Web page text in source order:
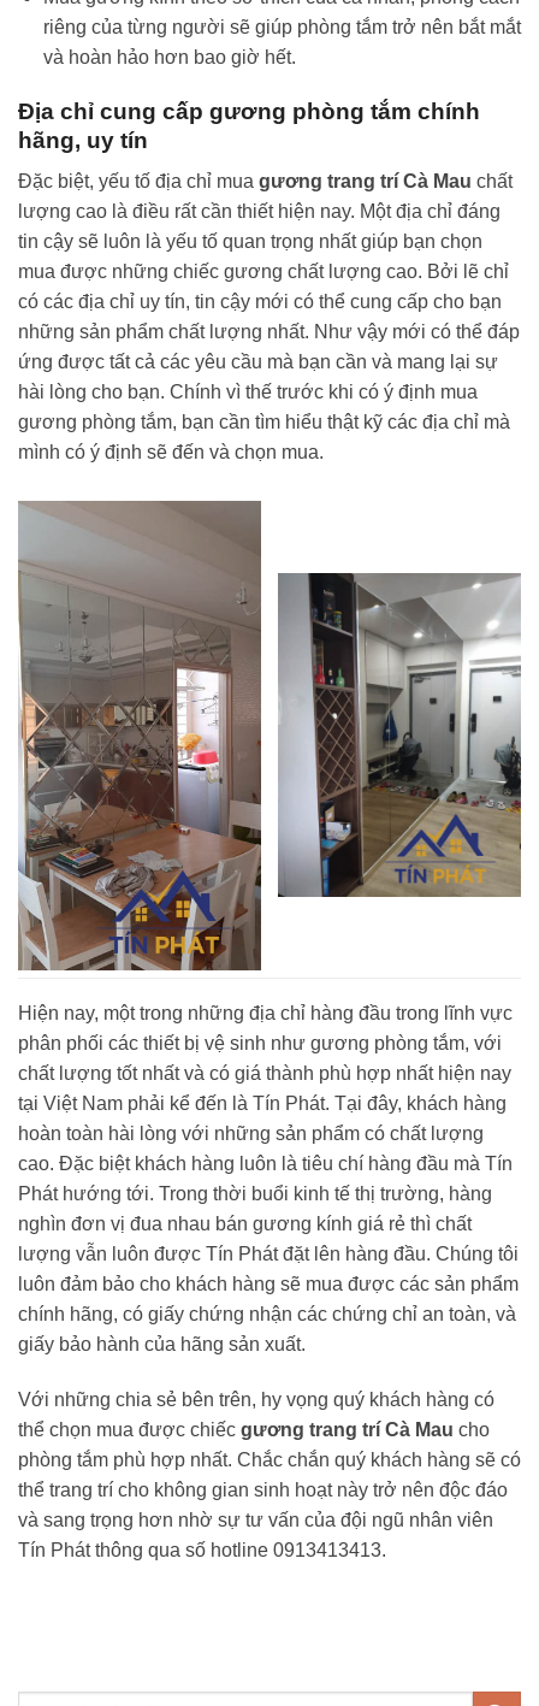
riêng của từng người sẽ giúp phòng tắm trở nên bắt mắt
và hoàn hảo hơn bao giờ hết.
Địa chỉ cung cấp gương phòng tắm chính
hãng, uy tín
Đặc biệt, yếu tố địa chỉ mua gương trang trí Cà Mau chất
lượng cao là điều rất cần thiết hiện nay. Một địa chỉ đáng
tin cậy sẽ luôn là yếu tố quan trọng nhất giúp bạn chọn
mua được những chiếc gương chất lượng cao. Bởi lẽ chỉ
có các địa chỉ uy tín, tin cậy mới có thể cung cấp cho bạn
những sản phẩm chất lượng nhất. Như vậy mới có thể đáp
ứng được tất cả các yêu cầu mà bạn cần và mang lại sự
hài lòng cho bạn. Chính vì thế trước khi có ý định mua
gương phòng tắm, bạn cần tìm hiểu thật kỹ các địa chỉ mà
mình có ý định sẽ đến và chọn mua.
Hiện nay, một trong những địa chỉ hàng đầu trong lĩnh vực
phân phối các thiết bị vệ sinh như gương phòng tắm, với
chất lượng tốt nhất và có giá thành phù hợp nhất hiện nay
tại Việt Nam phải kể đến là Tín Phát. Tại đây, khách hàng
hoàn toàn hài lòng với những sản phẩm có chất lượng
cao. Đặc biệt khách hàng luôn là tiêu chí hàng đầu mà Tín
Phát hướng tới. Trong thời buổi kinh tế thị trường, hàng
nghìn đơn vị đua nhau bán gương kính giá rẻ thì chất
lượng vẫn luôn được Tín Phát đặt lên hàng đầu. Chúng tôi
luôn đảm bảo cho khách hàng sẽ mua được các sản phẩm
chính hãng, có giấy chứng nhận các chứng chỉ an toàn, và
giấy bảo hành của hãng sản xuất.
Với những chia sẻ bên trên, hy vọng quý khách hàng có
thể chọn mua được chiếc gương trang trí Cà Mau cho
phòng tắm phù hợp nhất. Chắc chắn quý khách hàng sẽ có
thể trang trí cho không gian sinh hoạt này trở nên độc đáo
và sang trọng hơn nhờ sự tư vấn của đội ngũ nhân viên
Tín Phát thông qua số hotline 0913413413.